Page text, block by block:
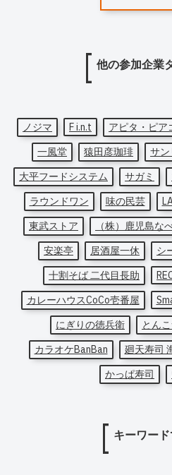
他の参加企業
ノジマ F i.n.t アピタ・ピア
一風堂
猿田彦珈琲
サン
大平フードシステム
サガミ
ラウンドワン
味の民芸
東武ストア
（株）鹿児島な
安楽亭
居酒屋一休 シ
十割そば 二代目長助
カレーハウスCoCo壱番屋
にぎりの徳兵衛
とん
カラオケBanBan
廻天寿司
かっぱ寿司
キーワー